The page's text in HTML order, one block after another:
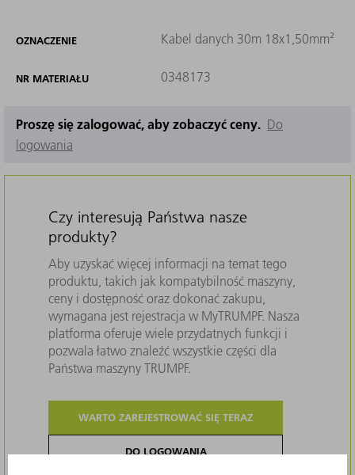
OZNACZENIE Kabel danych 30m 18x1,50mm²
NR MATERIAŁU 0348173
Proszę się zalogować, aby zobaczyć ceny. Do
logowania
Czy interesują Państwa nasze
produkty?
Aby uzyskać więcej informacji na temat tego
produktu, takich jak kompatybilność maszyny,
ceny i dostępność oraz dokonać zakupu,
wymagana jest rejestracja w MyTRUMPF. Nasza
platforma oferuje wiele przydatnych funkcji i
pozwala łatwo znaleźć wszystkie części dla
Państwa maszyny TRUMPF.
WARTO ZAREJESTROWAĆ SIĘ TERAZ
DO LOGOWANIA